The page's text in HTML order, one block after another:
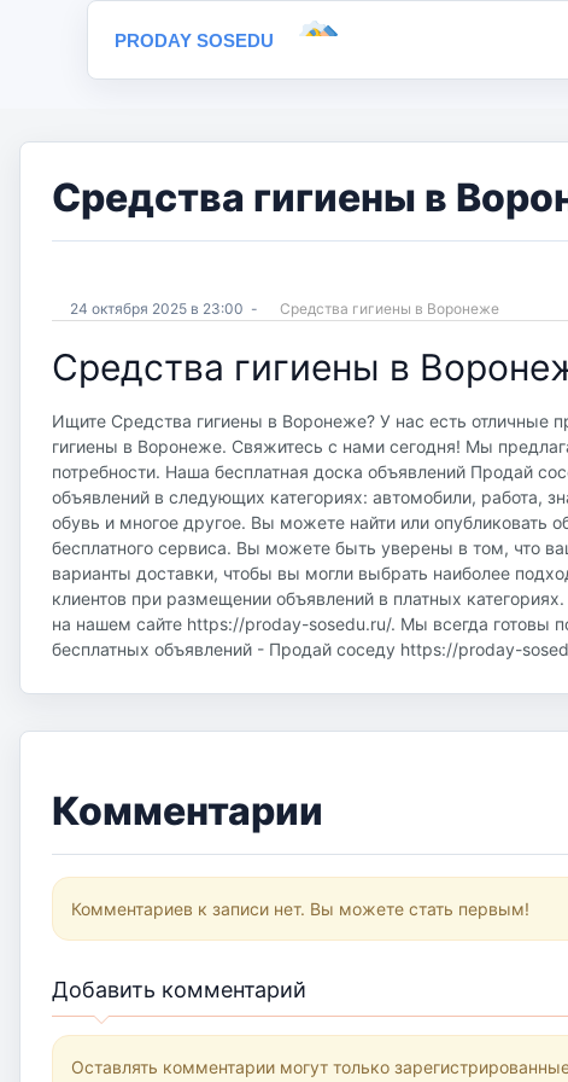
PRODAY SOSEDU
Средства гигиены в
24 октября 2025 в 23:00 - Средства гигиены в Воронеже
Средства гигиены в
Ищите Средства гигиены в Воронеже? У нас есть отличные
гигиены в Воронеже. Свяжитесь с нами сегодня! Мы
потребности. Наша бесплатная доска объявлений Продай
объявлений в следующих категориях: автомобили, работа,
обувь и многое другое. Вы можете найти или опубликовать
бесплатного сервиса. Вы можете быть уверены в том, что
варианты доставки, чтобы вы могли выбрать наиболее
клиентов при размещении объявлений в платных
на нашем сайте https://proday-sosedu.ru/. Мы всегда готовы
бесплатных объявлений - Продай соседу https://proday-
Комментарии
Комментариев к записи нет. Вы можете стать первым!
Добавить комментарий
Оставлять комментарии могут только